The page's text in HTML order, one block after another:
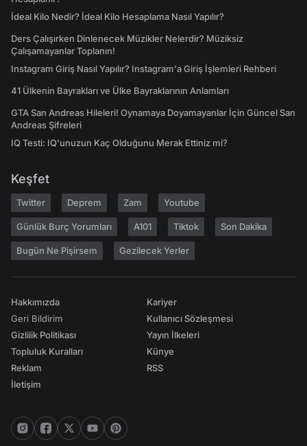
İdeal Kilo Nedir? İdeal Kilo Hesaplama Nasıl Yapılır?
Ders Çalışırken Dinlenecek Müzikler Nelerdir? Müziksiz
Çalışamayanlar Toplanın!
Instagram Giriş Nasıl Yapılır? Instagram'a Giriş İşlemleri Rehberi
41 Ülkenin Bayrakları ve Ülke Bayraklarının Anlamları
GTA San Andreas Hileleri! Oynamaya Doyamayanlar İçin Güncel San
Andreas Şifreleri
IQ Testi: IQ'unuzun Kaç Olduğunu Merak Ettiniz mi?
Keşfet
Twitter Deprem Zam Youtube
Günlük Burç Yorumları A101 Tiktok Son Dakika
Bugün Ne Pişirsem Gezilecek Yerler
Hakkımızda
Geri Bildirim
Gizlilik Politikası
Topluluk Kuralları
Reklam
İletişim
Kariyer
Kullanıcı Sözleşmesi
Yayın İlkeleri
Künye
RSS